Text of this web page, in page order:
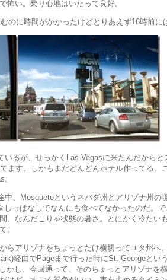
怖い。乗り心地はいたって良好。
のに時間がかかったけどとりあえず16時前に
いるが、せっかくLas Vegasに来たんだから
ます。しかもまだどんどんホテル作ってる。
中、Mosqueteというネバダ州とアリゾナ州
っぱなしでなんにも食べてなかったのだ。
、なんだこりゃ状態の暑さ。とにかく冷たい
。
らアリゾナをちょっとだけ横切ってユタ州へ
経由でPageまで行った時にSt. Georgeとい
かし、今回通って、そのちょっとアリゾナを